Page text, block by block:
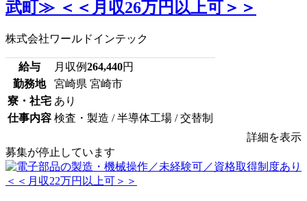
武町≫ ＜＜月収26万円以上可＞＞
株式会社ワールドインテック
給与 月収例264,440円
勤務地
宮崎県 宮崎市
寮・社宅 あり
仕事内容 検査・製造 / 半導体工場 / 交替制
詳細を表示
募集が停止しています